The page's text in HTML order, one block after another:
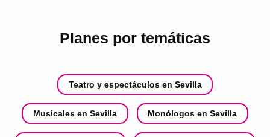
Planes por temáticas
Teatro y espectáculos en Sevilla
Musicales en Sevilla Monólogos en Sevilla